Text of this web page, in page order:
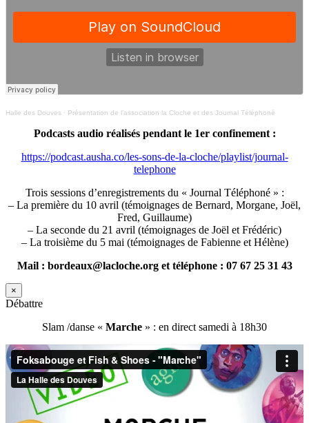
Halle des Douves · Présentation de l’association la Cloche et des Journal Téléphoné
Podcasts audio réalisés pendant le 1er confinement :
https://podcast.ausha.co/les-sons-de-la-cloche/playlist/journal-
telephone
Trois sessions d’enregistrements du « Journal Téléphoné » :
– La première du 10 avril (témoignages de Bernard, Morgane, Joël,
Fred, Guillaume)
– La seconde du 21 avril (témoignages de Joël et Frédéric)
– La troisième du 5 mai (témoignages de Fabienne et Hélène)
Mail : bordeaux@lacloche.org et téléphone : 07 67 25 31 43
×
Débattre
Slam /danse « Marche » : en direct samedi à 18h30